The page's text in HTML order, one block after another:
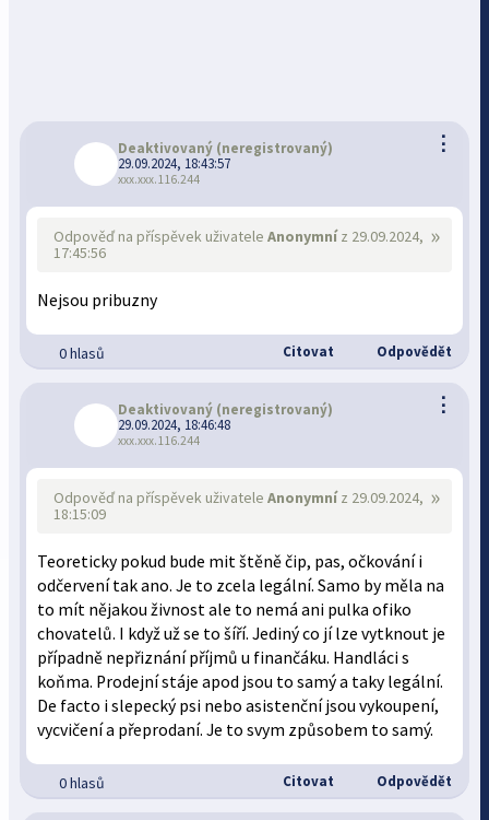
⋮
Deaktivovaný (neregistrovaný)
29.09.2024, 18:43:57
xxx.xxx.116.244
»
Odpověď na příspěvek uživateleAnonymníz 29.09.2024,
17:45:56
Nejsou pribuzny
0 hlasů Citovat Odpovědět
⋮
Deaktivovaný (neregistrovaný)
29.09.2024, 18:46:48
xxx.xxx.116.244
»
Odpověď na příspěvek uživateleAnonymníz 29.09.2024,
18:15:09
Teoreticky pokud bude mit štěně čip, pas, očkování i
odčervení tak ano. Je to zcela legální. Samo by měla na
to mít nějakou živnost ale to nemá ani pulka ofiko
chovatelů. I když už se to šíří. Jediný co jí lze vytknout je
případně nepřiznání příjmů u finančáku. Handláci s
koňma. Prodejní stáje apod jsou to samý a taky legální.
De facto i slepecký psi nebo asistenční jsou vykoupení,
vycvičení a přeprodaní. Je to svym způsobem to samý.
0 hlasů Citovat Odpovědět